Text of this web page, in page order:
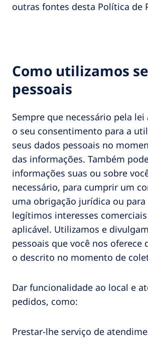
outras fontes desta Política de
Como utilizamos
pessoais
Sempre que necessário pela
o seu consentimento para a
seus dados pessoais no
das informações. Também
informações suas ou sobre
necessário, para cumprir um
uma obrigação jurídica ou para
legítimos interesses
aplicável. Utilizamos e
pessoais que você nos oferece
o descrito no momento de
Dar funcionalidade ao local e
pedidos, como:
Prestar-lhe serviço de